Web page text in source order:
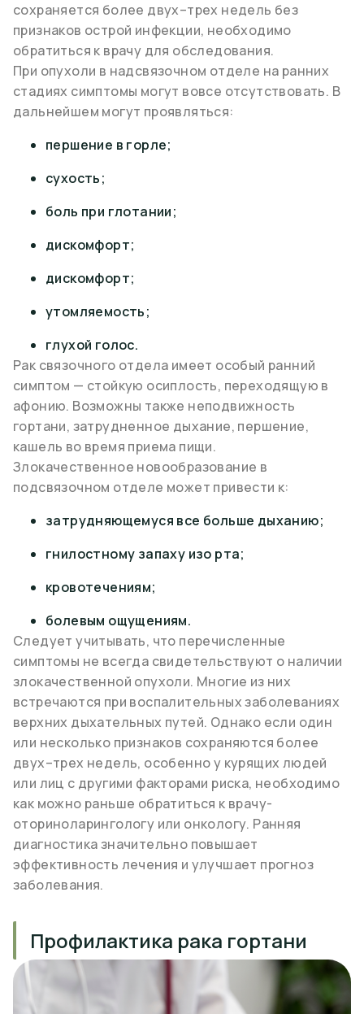
сохраняется более двух–трех недель без
признаков острой инфекции, необходимо
обратиться к врачу для обследования.
При опухоли в надсвязочном отделе на ранних
стадиях симптомы могут вовсе отсутствовать. В
дальнейшем могут проявляться:
першение в горле;
сухость;
боль при глотании;
дискомфорт;
дискомфорт;
утомляемость;
глухой голос.
Рак связочного отдела имеет особый ранний
симптом — стойкую осиплость, переходящую в
афонию. Возможны также неподвижность
гортани, затрудненное дыхание, першение,
кашель во время приема пищи.
Злокачественное новообразование в
подсвязочном отделе может привести к:
затрудняющемуся все больше дыханию;
гнилостному запаху изо рта;
кровотечениям;
болевым ощущениям.
Следует учитывать, что перечисленные
симптомы не всегда свидетельствуют о наличии
злокачественной опухоли. Многие из них
встречаются при воспалительных заболеваниях
верхних дыхательных путей. Однако если один
или несколько признаков сохраняются более
двух–трех недель, особенно у курящих людей
или лиц с другими факторами риска, необходимо
как можно раньше обратиться к врачу-
оториноларингологу или онкологу. Ранняя
диагностика значительно повышает
эффективность лечения и улучшает прогноз
заболевания.
Профилактика рака гортани